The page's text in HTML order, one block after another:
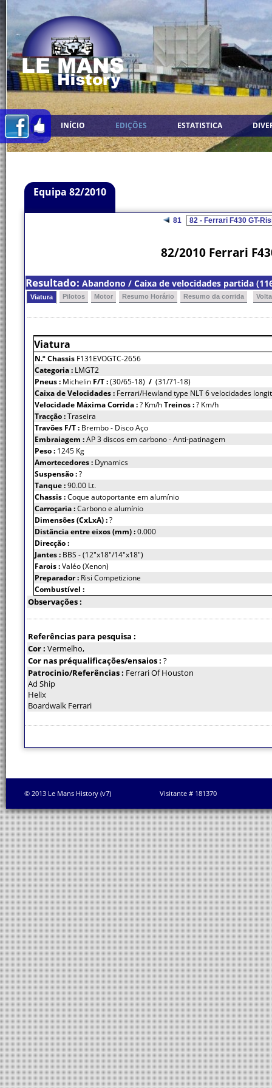
INÍCIO EDIÇÕES ESTATISTICA
Equipa 82/2010
81
82/2010 Ferrari
Resultado: Abandono / Caixa de velocidades partida
Viatura Pilotos Motor Resumo Horário Resumo da corrida
Viatura
N.º Chassis F131EVOGTC-2656
Categoria : LMGT2
Pneus : Michelin F/T :(30/65-18) / (31/71-18)
Caixa de Velocidades : Ferrari/Hewland type NLT 6 velocidades
Velocidade Máxima Corrida :? Km/hTreinos :? Km/h
Tracção :Traseira
Travões F/T : Brembo - Disco Aço
Embraiagem :AP 3 discos em carbono - Anti-patinagem
Peso : 1245 Kg
Amortecedores : Dynamics
Suspensão :?
Tanque :90.00 Lt.
Chassis :Coque autoportante em alumínio
Carroçaria :Carbono e alumínio
Dimensões (CxLxA) :?
Distância entre eixos (mm) :0.000
Direcção :
Jantes : BBS - (12"x18"/14"x18")
Farois :Valéo (Xenon)
Preparador : Risi Competizione
Combustível :
Observações :
Referências para pesquisa :
Cor : Vermelho,
Cor nas préqualificações/ensaios : ?
Patrocinio/Referências : Ferrari Of Houston
Ad Ship
Helix
Boardwalk Ferrari
© 2013 Le Mans History (v7) Visitante # 181370